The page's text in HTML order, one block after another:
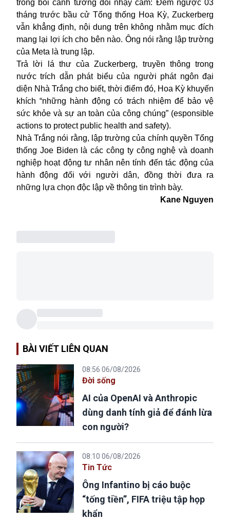
trong bối cảnh tương đối nhạy cảm: Đếm ngược 03
tháng trước bầu cử Tổng thống Hoa Kỳ, Zuckerberg
vẫn khẳng định, nội dung trên không nhằm mục đích
mang lại lợi ích cho bên nào. Ông nói rằng lập trường
của Meta là trung lập.
Trả lời lá thư của Zuckerberg, truyền thông trong
nước trích dẫn phát biểu của người phát ngôn đại
diện Nhà Trắng cho biết, thời điểm đó, Hoa Kỳ khuyến
khích “những hành động có trách nhiệm để bảo vệ
sức khỏe và sự an toàn của công chúng” (esponsible
actions to protect public health and safety).
Nhà Trắng nói rằng, lập trường của chính quyền Tổng
thống Joe Biden là các công ty công nghệ và doanh
nghiệp hoạt động tư nhân nên tính đến tác động của
hành động đối với người dân, đồng thời đưa ra
những lựa chọn độc lập về thông tin trình bày.
Kane Nguyen
BÀI VIẾT LIÊN QUAN
08:56 06/08/2026
Đời sống
AI của OpenAI và Anthropic
dùng danh tính giả để đánh lừa
con người?
08:10 06/08/2026
Tin Tức
Ông Infantino bị cáo buộc
“tống tiền”, FIFA triệu tập họp
khẩn